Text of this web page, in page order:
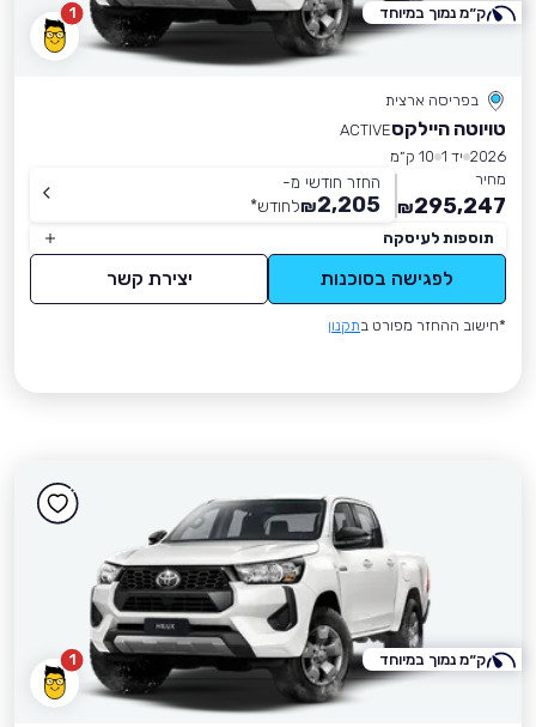
1
בפריסה ארצית
טויוטה היילקסACTIVE
2026 יד 1
10 ק״מ
מחיר
295,247
₪
החזר חודשי מ-
2,205
₪לחודש*
תוספות לעיסקה
לפגישה בסוכנות יצירת קשר
*חישוב ההחזר מפורט בתקנון
ק״מ נמוך במיוחד
1 ק״מ נמוך במיוחד